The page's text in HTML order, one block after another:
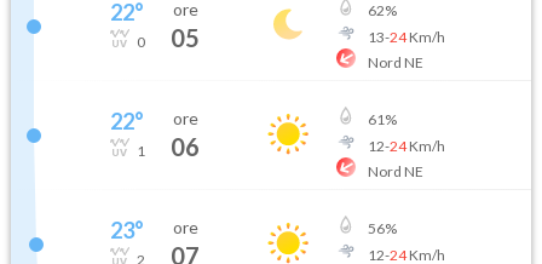
22°
0
ore
05
62%
13-24Km/h
Nord NE
22°
1
ore
06
61%
12-24Km/h
Nord NE
23°
2
ore
07
56%
12-24Km/h